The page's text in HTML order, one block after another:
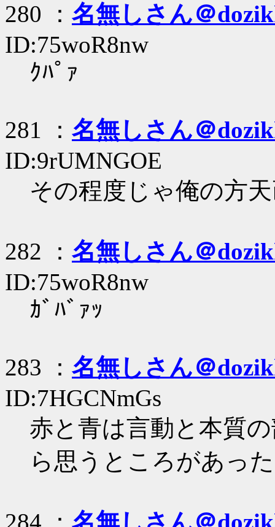
280 ： 名無しさん＠
ID:75woR8nw
ｸﾊﾟｧ
281 ： 名無しさん＠
ID:9rUMNGOE
その程度じゃ俺の方
282 ： 名無しさん＠
ID:75woR8nw
ｶﾞﾊﾞｧｯ
283 ： 名無しさん＠
ID:7HGCNmGs
赤と青は言動と本質
ら思うところがあっ